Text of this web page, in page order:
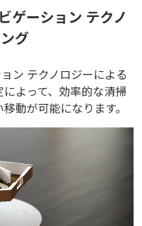
ゲーション テクノ
グ
ン テクノロジーによる
よって、効率的な清掃
動が可能になります。